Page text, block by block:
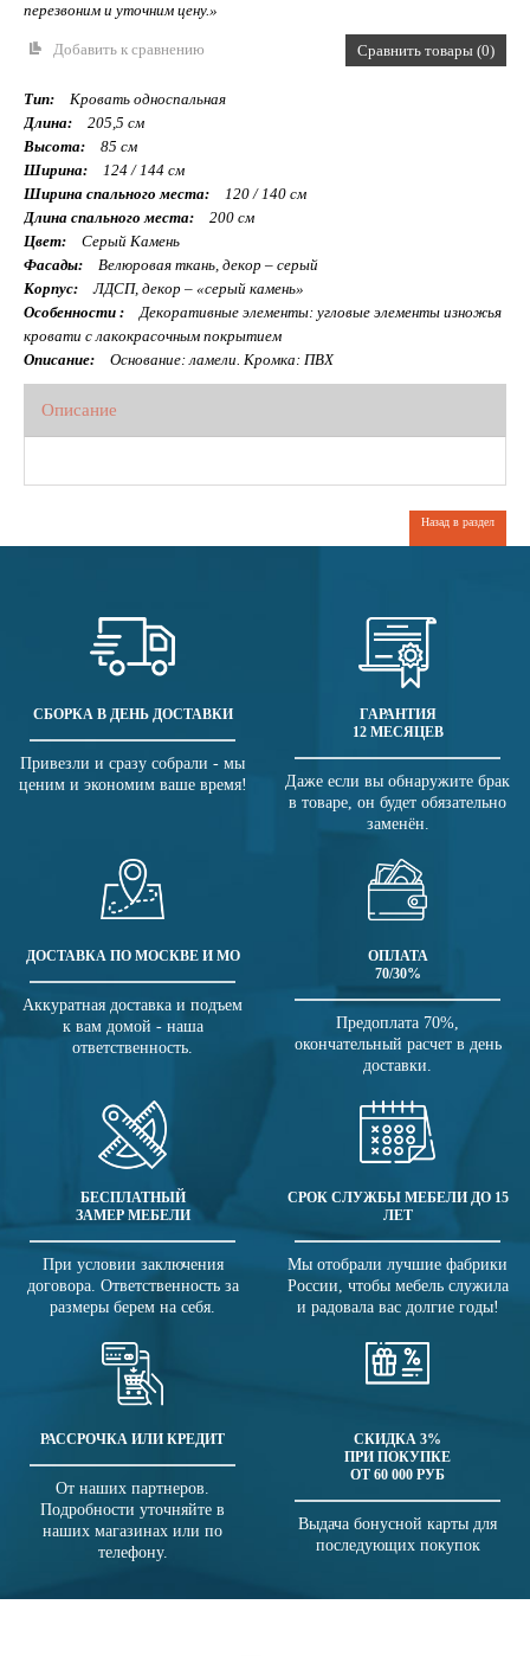
перезвоним и уточним цену.»
Добавить к сравнению Сравнить товары (0)
Тип:
Кровать односпальная
Длина:
205,5 см
Высота:
85 см
Ширина:
124 / 144 см
Ширина спального места:
120 / 140 см
Длина спального места:
200 см
Цвет:
Серый Камень
Фасады:
Велюровая ткань, декор – серый
Корпус:
ЛДСП, декор – «серый камень»
Особенности :
Декоративные элементы: угловые элементы изножья
кровати с лакокрасочным покрытием
Описание:
Основание: ламели. Кромка: ПВХ
Описание
Назад в раздел
СБОРКА В ДЕНЬ ДОСТАВКИ
Привезли и сразу собрали - мы
ценим и экономим ваше время!
ГАРАНТИЯ
12 МЕСЯЦЕВ
Даже если вы обнаружите брак
в товаре, он будет обязательно
заменён.
ДОСТАВКА ПО МОСКВЕ И МО
Аккуратная доставка и подъем
к вам домой - наша
ответственность.
ОПЛАТА
70/30%
Предоплата 70%,
окончательный расчет в день
доставки.
БЕСПЛАТНЫЙ
ЗАМЕР МЕБЕЛИ
При условии заключения
договора. Ответственность за
размеры берем на себя.
СРОК СЛУЖБЫ МЕБЕЛИ ДО 15
ЛЕТ
Мы отобрали лучшие фабрики
России, чтобы мебель служила
и радовала вас долгие годы!
РАССРОЧКА ИЛИ КРЕДИТ
От наших партнеров.
Подробности уточняйте в
наших магазинах или по
телефону.
СКИДКА 3%
ПРИ ПОКУПКЕ
ОТ 60 000 РУБ
Выдача бонусной карты для
последующих покупок